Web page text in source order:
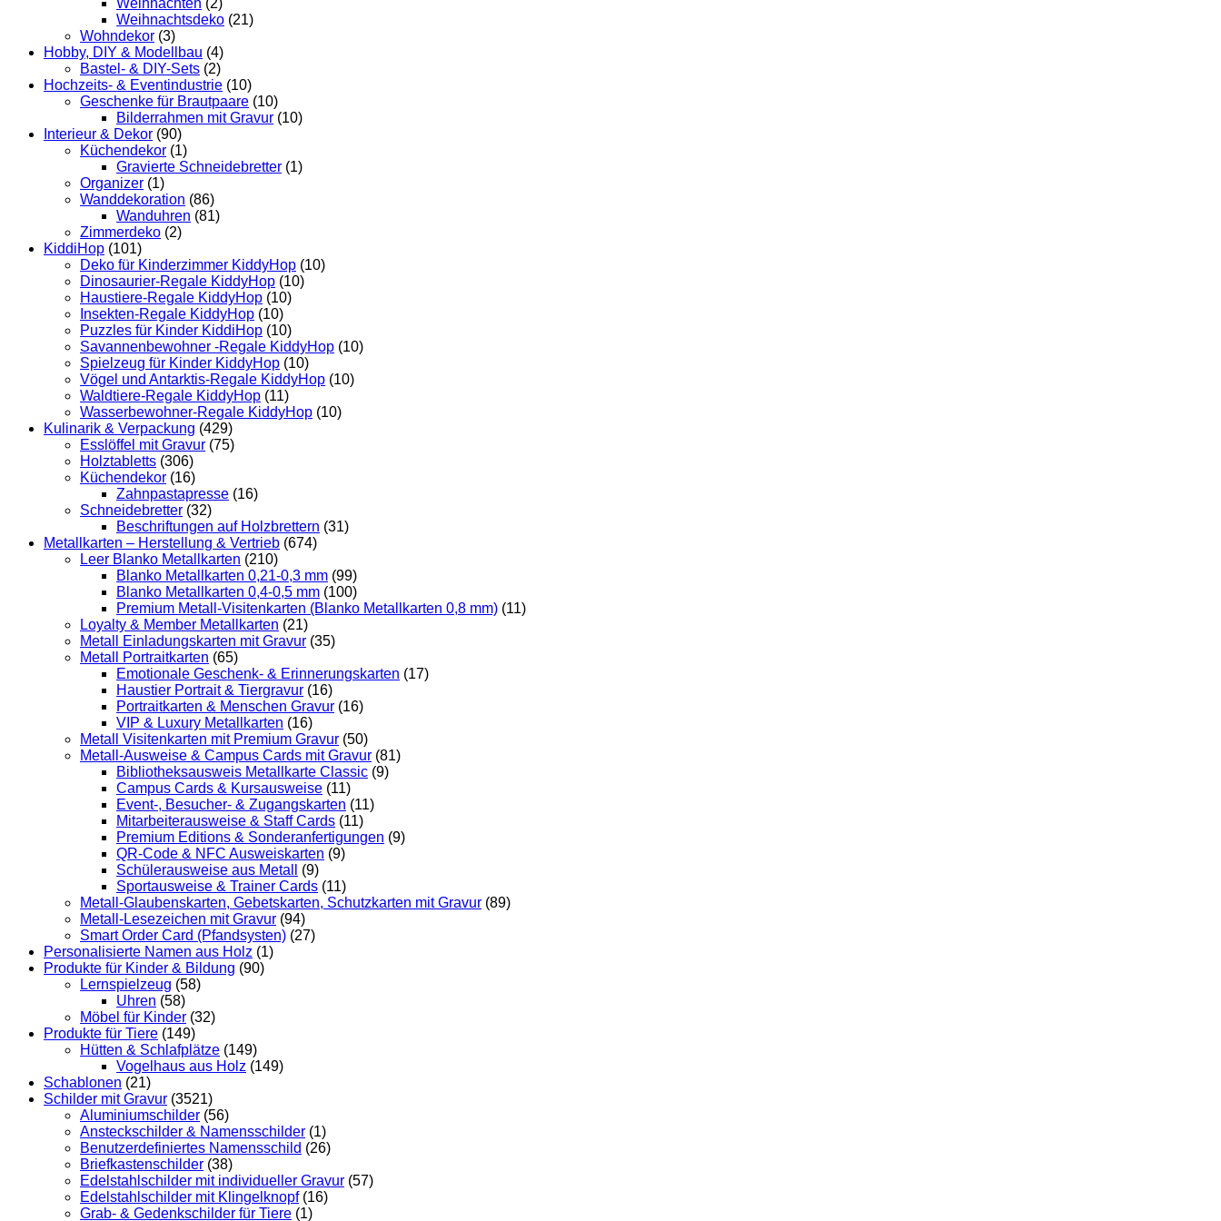
Weihnachten (2)
Weihnachtsdeko (21)
Wohndekor (3)
Hobby, DIY & Modellbau (4)
Bastel- & DIY-Sets (2)
Hochzeits- & Eventindustrie (10)
Geschenke für Brautpaare (10)
Bilderrahmen mit Gravur (10)
Interieur & Dekor (90)
Küchendekor (1)
Gravierte Schneidebretter (1)
Organizer (1)
Wanddekoration (86)
Wanduhren (81)
Zimmerdeko (2)
KiddiHop (101)
Deko für Kinderzimmer KiddyHop (10)
Dinosaurier-Regale KiddyHop (10)
Haustiere-Regale KiddyHop (10)
Insekten-Regale KiddyHop (10)
Puzzles für Kinder KiddiHop (10)
Savannenbewohner -Regale KiddyHop (10)
Spielzeug für Kinder KiddyHop (10)
Vögel und Antarktis-Regale KiddyHop (10)
Waldtiere-Regale KiddyHop (11)
Wasserbewohner-Regale KiddyHop (10)
Kulinarik & Verpackung (429)
Esslöffel mit Gravur (75)
Holztabletts (306)
Küchendekor (16)
Zahnpastapresse (16)
Schneidebretter (32)
Beschriftungen auf Holzbrettern (31)
Metallkarten – Herstellung & Vertrieb (674)
Leer Blanko Metallkarten (210)
Blanko Metallkarten 0,21-0,3 mm (99)
Blanko Metallkarten 0,4-0,5 mm (100)
Premium Metall-Visitenkarten (Blanko Metallkarten 0,8 mm) (11)
Loyalty & Member Metallkarten (21)
Metall Einladungskarten mit Gravur (35)
Metall Portraitkarten (65)
Emotionale Geschenk- & Erinnerungskarten (17)
Haustier Portrait & Tiergravur (16)
Portraitkarten & Menschen Gravur (16)
VIP & Luxury Metallkarten (16)
Metall Visitenkarten mit Premium Gravur (50)
Metall-Ausweise & Campus Cards mit Gravur (81)
Bibliotheksausweis Metallkarte Classic (9)
Campus Cards & Kursausweise (11)
Event-, Besucher- & Zugangskarten (11)
Mitarbeiterausweise & Staff Cards (11)
Premium Editions & Sonderanfertigungen (9)
QR-Code & NFC Ausweiskarten (9)
Schülerausweise aus Metall
(9)
Sportausweise & Trainer Cards (11)
Metall-Glaubenskarten, Gebetskarten, Schutzkarten mit Gravur (89)
Metall-Lesezeichen mit Gravur (94)
Smart Order Card (Pfandsysten) (27)
Personalisierte Namen aus Holz (1)
Produkte für Kinder & Bildung (90)
Lernspielzeug (58)
Uhren (58)
Möbel für Kinder (32)
Produkte für Tiere (149)
Hütten & Schlafplätze (149)
Vogelhaus aus Holz (149)
Schablonen (21)
Schilder mit Gravur (3521)
Aluminiumschilder (56)
Ansteckschilder & Namensschilder (1)
Benutzerdefiniertes Namensschild (26)
Briefkastenschilder (38)
Edelstahlschilder mit individueller Gravur (57)
Edelstahlschilder mit Klingelknopf (16)
Grab- & Gedenkschilder für Tiere (1)